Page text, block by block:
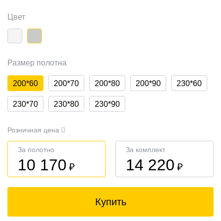
Цвет
Размер полотна
200*60 200*70 200*80 200*90 230*60
230*70 230*80 230*90
Розничная цена
За полотно
10 170 ₽
За комплект
14 220 ₽
Купить